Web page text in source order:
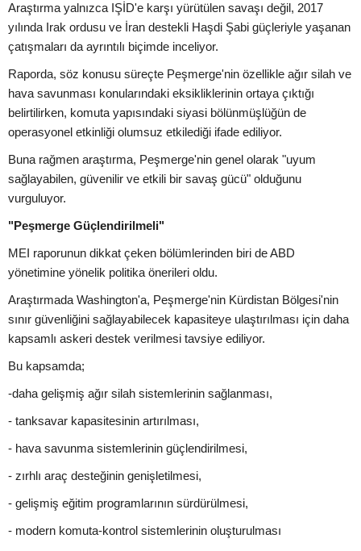
Araştırma yalnızca IŞİD'e karşı yürütülen savaşı değil, 2017
yılında Irak ordusu ve İran destekli Haşdi Şabi güçleriyle yaşanan
çatışmaları da ayrıntılı biçimde inceliyor.
Raporda, söz konusu süreçte Peşmerge'nin özellikle ağır silah ve
hava savunması konularındaki eksikliklerinin ortaya çıktığı
belirtilirken, komuta yapısındaki siyasi bölünmüşlüğün de
operasyonel etkinliği olumsuz etkilediği ifade ediliyor.
Buna rağmen araştırma, Peşmerge'nin genel olarak "uyum
sağlayabilen, güvenilir ve etkili bir savaş gücü" olduğunu
vurguluyor.
"Peşmerge Güçlendirilmeli"
MEI raporunun dikkat çeken bölümlerinden biri de ABD
yönetimine yönelik politika önerileri oldu.
Araştırmada Washington'a, Peşmerge'nin Kürdistan Bölgesi'nin
sınır güvenliğini sağlayabilecek kapasiteye ulaştırılması için daha
kapsamlı askeri destek verilmesi tavsiye ediliyor.
Bu kapsamda;
-daha gelişmiş ağır silah sistemlerinin sağlanması,
- tanksavar kapasitesinin artırılması,
- hava savunma sistemlerinin güçlendirilmesi,
- zırhlı araç desteğinin genişletilmesi,
- gelişmiş eğitim programlarının sürdürülmesi,
- modern komuta-kontrol sistemlerinin oluşturulması